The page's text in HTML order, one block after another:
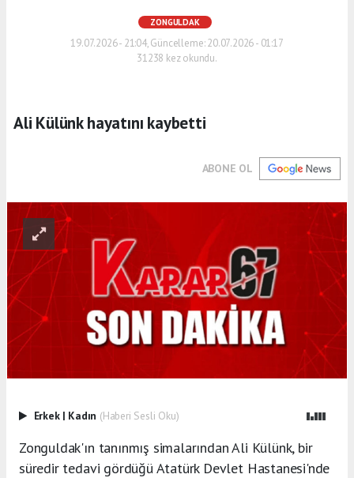
ZONGULDAK
19.07.2026 - 21:04, Güncelleme: 20.07.2026 - 01:17
31238 kez okundu.
Ali Külünk hayatını kaybetti
ABONE OL
Erkek | Kadın (Haberi Sesli Oku)
Zonguldak'ın tanınmış simalarından Ali Külünk, bir
süredir tedavi gördüğü Atatürk Devlet Hastanesi'nde